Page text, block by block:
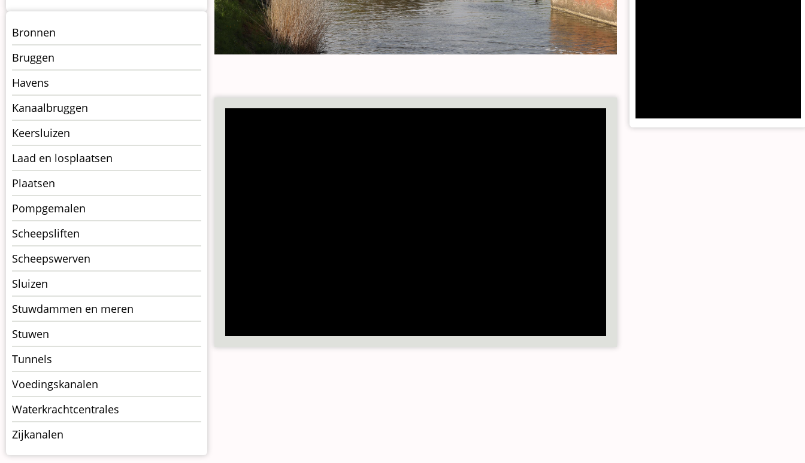
Menu
kunstwerken
op
kunstwerkpagina
Bronnen
Bruggen
Havens
Kanaalbruggen
Keersluizen
Laad en losplaatsen
Plaatsen
Pompgemalen
Scheepsliften
Scheepswerven
Sluizen
Stuwdammen en meren
Stuwen
Tunnels
Voedingskanalen
Waterkrachtcentrales
Zijkanalen